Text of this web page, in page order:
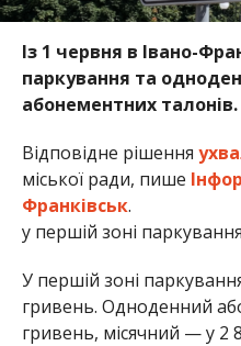
Із 1 червня в Івано-
паркування та
абонементних талонів.
Відповідне рішення
міської ради, пише
Франківськ.
у першій зоні
У першій зоні
гривень. Одноденний
гривень, місячний — у 2